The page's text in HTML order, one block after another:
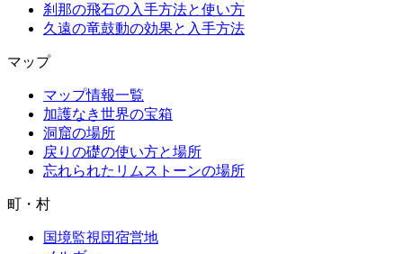
刹那の飛石の入手方法と使い方
久遠の竜鼓動の効果と入手方法
マップ
マップ情報一覧
加護なき世界の宝箱
洞窟の場所
戻りの礎の使い方と場所
忘れられたリムストーンの場所
町・村
国境監視団宿営地